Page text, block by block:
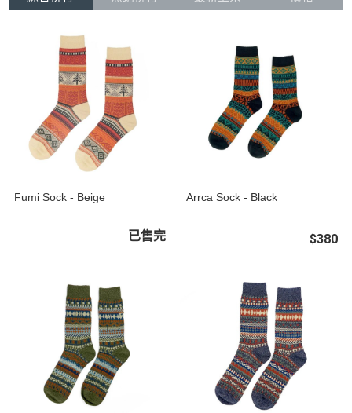
Fumi Sock - Beige
已售完
Arrca Sock - Black
$380